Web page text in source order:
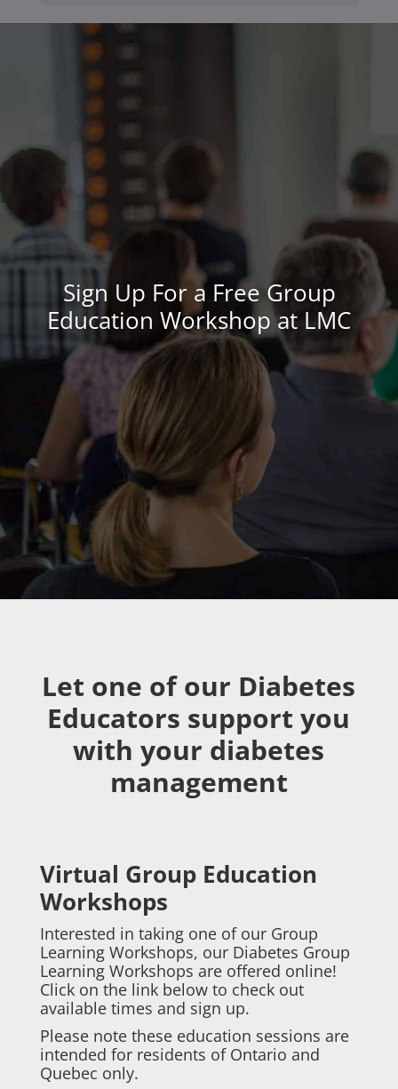
Sign Up For a Free Group
Education Workshop at LMC
Let one of our Diabetes
Educators support you
with your diabetes
management
Virtual Group Education
Workshops
Interested in taking one of our Group
Learning Workshops, our Diabetes Group
Learning Workshops are offered online!
Click on the link below to check out
available times and sign up.
Please note these education sessions are
intended for residents of Ontario and
Quebec only.